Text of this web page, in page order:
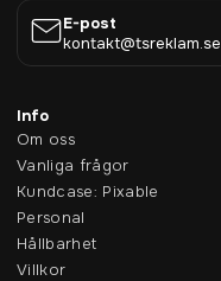
E-post
kontakt@tsreklam.se
Info
Om oss
Vanliga frågor
Kundcase: Pixable
Personal
Hållbarhet
Villkor